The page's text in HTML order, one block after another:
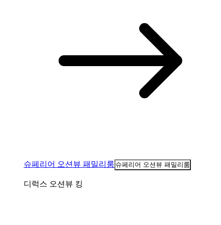
슈페리어 오션뷰 패밀리룸 슈페리어 오션뷰 패밀리룸
디럭스 오션뷰 킹